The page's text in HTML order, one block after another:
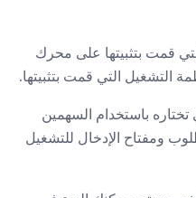
قمت بتثبيتها على محرك
التشغيل التي قمت بتثبيتها.
تختاره باستخدام السهمين
ومفتاح الإدخال للتشغيل